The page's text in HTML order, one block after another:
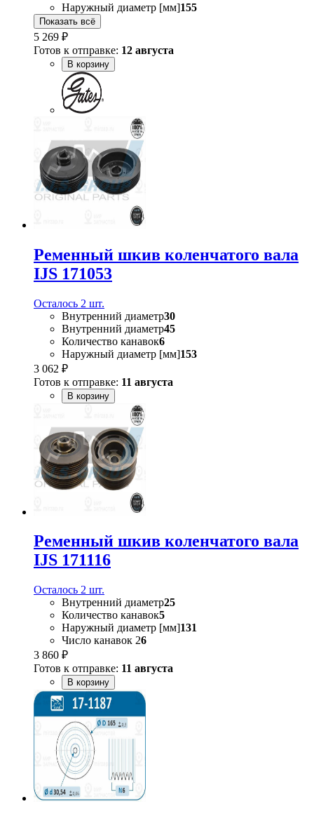
Наружный диаметр [мм]155
Показать всё
5 269 ₽
Готов к отправке: 12 августа
В корзину
Ременный шкив коленчатого вала
IJS 171053
Осталось 2 шт.
Внутренний диаметр30
Внутренний диаметр45
Количество канавок6
Наружный диаметр [мм]153
3 062 ₽
Готов к отправке: 11 августа
В корзину
Ременный шкив коленчатого вала
IJS 171116
Осталось 2 шт.
Внутренний диаметр25
Количество канавок5
Наружный диаметр [мм]131
Число канавок 26
3 860 ₽
Готов к отправке: 11 августа
В корзину